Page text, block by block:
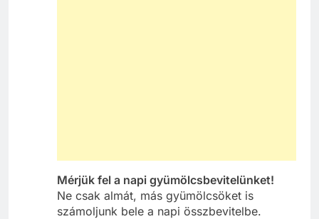
Mérjük fel a napi gyümölcsbevitelünket!
Ne csak almát, más gyümölcsöket is
számoljunk bele a napi összbevitelbe.